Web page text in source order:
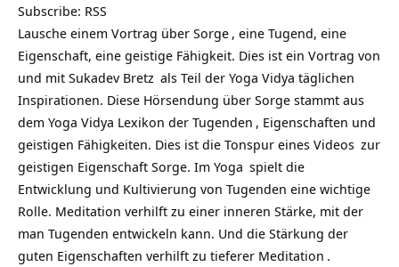
Subscribe: RSS
Lausche einem Vortrag über Sorge , eine Tugend, eine
Eigenschaft, eine geistige Fähigkeit. Dies ist ein Vortrag von
und mit Sukadev Bretz als Teil der Yoga Vidya täglichen
Inspirationen. Diese Hörsendung über Sorge stammt aus
dem Yoga Vidya Lexikon der Tugenden , Eigenschaften und
geistigen Fähigkeiten. Dies ist die Tonspur eines Videos zur
geistigen Eigenschaft Sorge. Im Yoga spielt die
Entwicklung und Kultivierung von Tugenden eine wichtige
Rolle. Meditation verhilft zu einer inneren Stärke, mit der
man Tugenden entwickeln kann. Und die Stärkung der
guten Eigenschaften verhilft zu tieferer Meditation .